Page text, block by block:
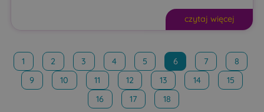
czytaj więcej
1 2 3 4 5 6 7
8
9
10 11 12 13 14
15
16
17 18